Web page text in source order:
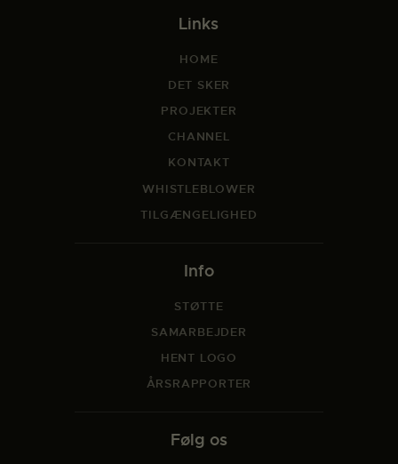
Links
HOME
DET SKER
PROJEKTER
CHANNEL
KONTAKT
WHISTLEBLOWER
TILGÆNGELIGHED
Info
STØTTE
SAMARBEJDER
HENT LOGO
ÅRSRAPPORTER
Følg os